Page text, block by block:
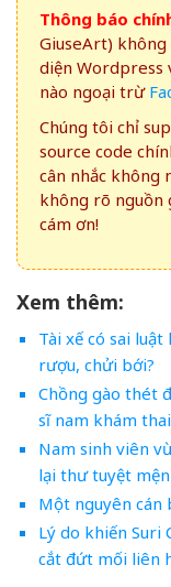
Thông báo
GiuseArt)
diện Wordpress
nào ngoại trừ
Chúng tôi chỉ
source code
cân nhắc không
không rõ nguồn
cám ơn!
Xem thêm:
Tài xế có sai
rượu, chửi bới?
Chồng gào thét
sĩ nam khám
Nam sinh viên
lại thư tuyệt
Một nguyên
Lý do khiến Suri
cắt đứt mối liên